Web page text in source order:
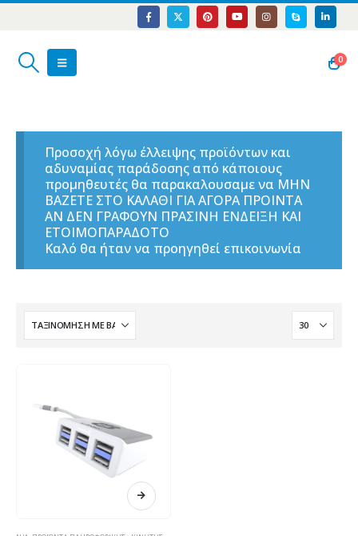
0
Προσοχή λόγω έλλειψης προϊόντων και
αδυναμίας παράδοσης από κάποιους
προμηθευτές θα παρακαλουσαμε να ΜΗΝ
ΒΑΖΕΤΕ ΣΤΟ ΚΑΛΑΘΙ ΓΙΑ ΑΓΟΡΑ ΠΡΟΙΝΤΑ
ΑΝ ΔΕΝ ΓΡΑΦΟΥΝ ΠΡΑΣΙΝΗ ΕΝΔΕΙΞΗ ΚΑΙ
ΕΤΟΙΜΟΠΑΡΑΔΟΤΟ
Καλό θα ήταν να προηγηθεί επικοινωνία